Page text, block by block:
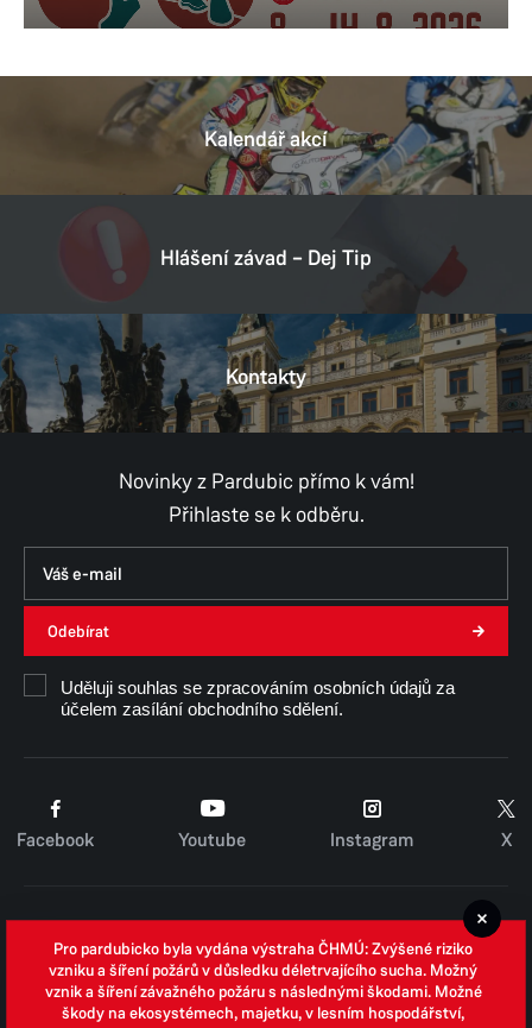
Kalendář akcí
Hlášení závad – Dej Tip
Kontakty
Novinky z Pardubic přímo k vám!
Přihlaste se k odběru.
Odebírat
Uděluji souhlas se zpracováním osobních údajů za
účelem zasílání obchodního sdělení.
Facebook Youtube Instagram X
Zpracování osobních údajů
Whistleblowing
Pro pardubicko byla vydána výstraha ČHMÚ: Zvýšené riziko
vzniku a šíření požárů v důsledku déletrvajícího sucha. Možný
vznik a šíření závažného požáru s následnými škodami. Možné
škody na ekosystémech, majetku, v lesním hospodářství,